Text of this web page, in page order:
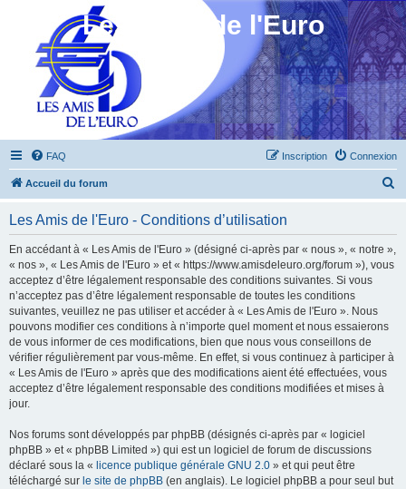
Les Amis de l'Euro
FAQ Connexion
Inscription
Accueil du forum
Les Amis de l'Euro - Conditions d’utilisation
En accédant à « Les Amis de l'Euro » (désigné ci-après par « nous », « notre »,
« nos », « Les Amis de l'Euro » et « https://www.amisdeleuro.org/forum »), vous
acceptez d’être légalement responsable des conditions suivantes. Si vous
n’acceptez pas d’être légalement responsable de toutes les conditions
suivantes, veuillez ne pas utiliser et accéder à « Les Amis de l'Euro ». Nous
pouvons modifier ces conditions à n’importe quel moment et nous essaierons
de vous informer de ces modifications, bien que nous vous conseillons de
vérifier régulièrement par vous-même. En effet, si vous continuez à participer à
« Les Amis de l'Euro » après que des modifications aient été effectuées, vous
acceptez d’être légalement responsable des conditions modifiées et mises à
jour.
Nos forums sont développés par phpBB (désignés ci-après par « logiciel
phpBB » et « phpBB Limited ») qui est un logiciel de forum de discussions
déclaré sous la « licence publique générale GNU 2.0 » et qui peut être
téléchargé sur le site de phpBB (en anglais). Le logiciel phpBB a pour seul but